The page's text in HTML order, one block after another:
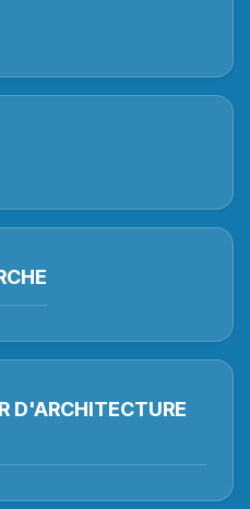
D'ARCHITECTURE